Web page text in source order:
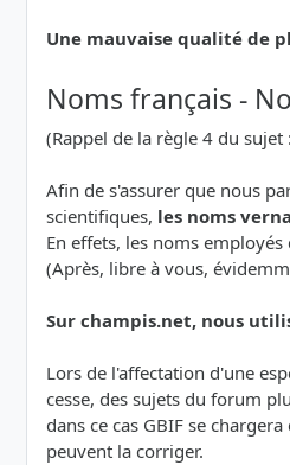
Une mauvaise qualité de
Noms français -
(Rappel de la règle 4 du sujet :
Afin de s'assurer que nous
scientifiques, les noms
En effets, les noms
(Après, libre à vous,
Sur champis.net, nous
Lors de l'affectation d'une
cesse, des sujets du forum
dans ce cas GBIF se
peuvent la corriger.